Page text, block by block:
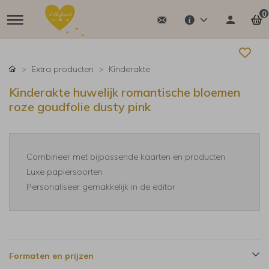
0
Extra producten Kinderakte
Kinderakte huwelijk romantische bloemen
roze goudfolie dusty pink
Combineer met bijpassende kaarten en producten
Luxe papiersoorten
Personaliseer gemakkelijk in de editor
Formaten en prijzen